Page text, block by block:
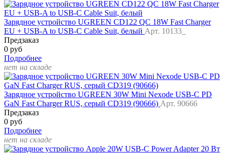
Зарядное устройство UGREEN CD122 QC 18W Fast Charger
EU + USB-A to USB-C Cable Suit, белый Арт. 10133_
Предзаказ
0 руб
Подробнее
нет на складе
Зарядное устройство UGREEN 30W Mini Nexode USB-C PD
GaN Fast Charger RUS, серый CD319 (90666) Арт. 90666
Предзаказ
0 руб
Подробнее
нет на складе